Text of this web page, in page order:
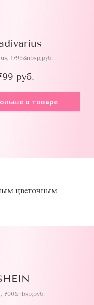
1799&nbsp;руб.
руб.
о товаре
цветочным
700&nbsp;руб.